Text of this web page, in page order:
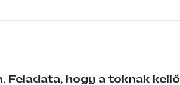
Feladata, hogy a toknak kellő